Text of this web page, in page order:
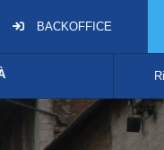
BACKOFFICE